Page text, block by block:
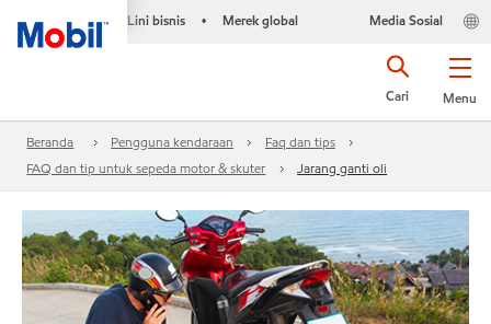
Lini bisnis • Merek global Media Sosial
Menu
Cari
Beranda Pengguna kendaraan
Faq dan tips
FAQ dan tip untuk sepeda motor & skuter
Jarang ganti oli